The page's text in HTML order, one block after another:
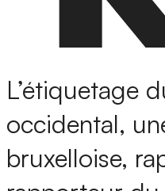
L’étiquetage
occidental,
bruxelloise,